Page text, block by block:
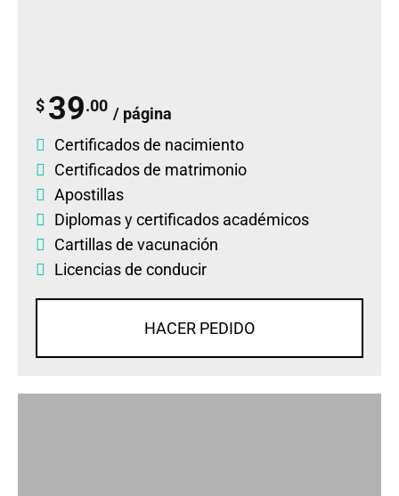
$ 39.00 / página
Certificados de nacimiento
Certificados de matrimonio
Apostillas
Diplomasycertificados académicos
Cartillas de vacunación
Licencias de conducir
HACER PEDIDO